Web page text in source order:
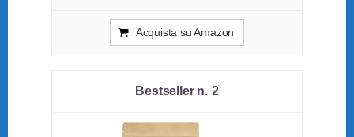
Acquista su Amazon
2